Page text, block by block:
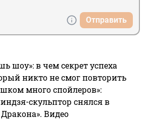
Отправить
шоу»: в чем секрет успеха
никто не смог повторить
много спойлеров»:
скульптор снялся в
Видео